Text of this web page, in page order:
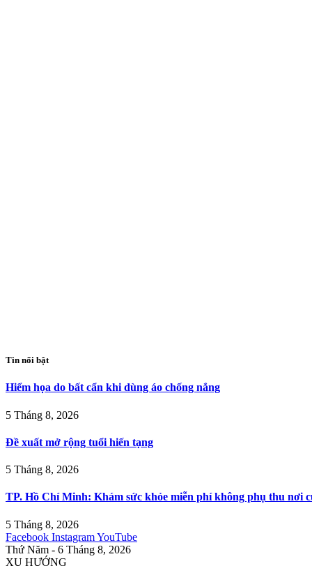
Tin nổi bật
Hiểm họa do bất cẩn khi dùng áo chống nắng
5 Tháng 8, 2026
Đề xuất mở rộng tuổi hiến tạng
5 Tháng 8, 2026
TP. Hồ Chí Minh: Khám sức khỏe miễn phí không phụ thu nơi
5 Tháng 8, 2026
Facebook InstagramYouTube
Thứ Năm - 6 Tháng 8, 2026
XU HƯỚNG